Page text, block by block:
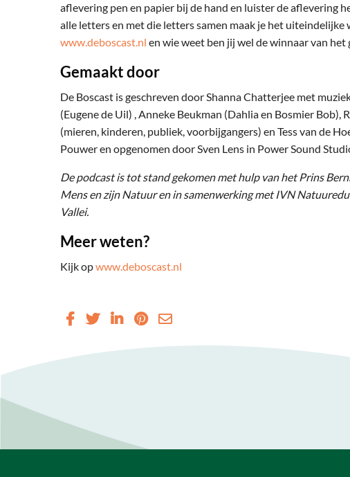
aflevering pen en papier bij de hand en luister de aflevering
alle letters en met die letters samen maak je het
www.deboscast.nl en wie weet ben jij wel de winnaar van
Gemaakt door
De Boscast is geschreven door Shanna Chatterjee met
(Eugene de Uil) , Anneke Beukman (Dahlia en Bosmier
(mieren, kinderen, publiek, voorbijgangers) en Tess van de
Pouwer en opgenomen door Sven Lens in Power Sound
De podcast is tot stand gekomen met hulp van het Prins
Mens en zijn Natuur en in samenwerking met IVN
Vallei.
Meer weten?
Kijk opwww.deboscast.nl